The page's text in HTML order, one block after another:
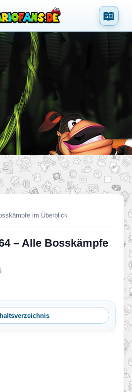
📖
im Überblick
– Alle Bosskämpfe